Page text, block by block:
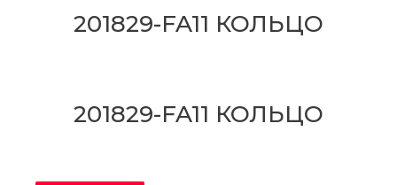
201829-FA11 КОЛЬЦО
201829-FA11 КОЛЬЦО